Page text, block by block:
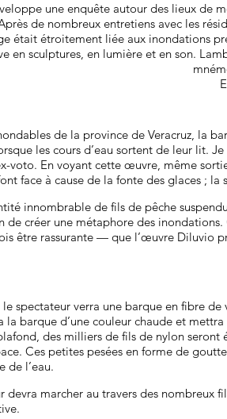
une enquête autour des lieux de
de nombreux entretiens avec les
était étroitement liée aux inondations
en sculptures, en lumière et en son.
de la province de Veracruz, la
les cours d’eau sortent de leur lit.
voto. En voyant cette œuvre, même
face à cause de la fonte des glaces ;
innombrable de fils de pêche
de créer une métaphore des
être rassurante — que l’œuvre Diluvio
spectateur verra une barque en fibre
barque d’une couleur chaude et
des milliers de fils de nylon
Ces petites pesées en forme de
de l’eau.
devra marcher au travers des